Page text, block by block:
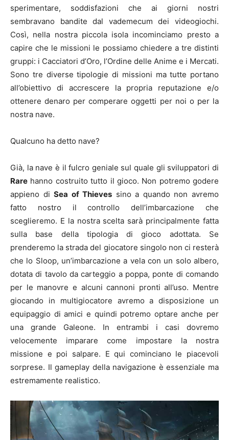
sperimentare, soddisfazioni che ai giorni nostri
sembravano bandite dal vademecum dei videogiochi.
Così, nella nostra piccola isola incominciamo presto a
capire che le missioni le possiamo chiedere a tre distinti
gruppi: i Cacciatori d’Oro, l’Ordine delle Anime e i Mercati.
Sono tre diverse tipologie di missioni ma tutte portano
all’obiettivo di accrescere la propria reputazione e/o
ottenere denaro per comperare oggetti per noi o per la
nostra nave.
Qualcuno ha detto nave?
Già, la nave è il fulcro geniale sul quale gli sviluppatori di
Rare hanno costruito tutto il gioco. Non potremo godere
appieno diSea of Thieves sino a quando non avremo
fatto nostro il controllo dell’imbarcazione che
sceglieremo. E la nostra scelta sarà principalmente fatta
sulla base della tipologia di gioco adottata. Se
prenderemo la strada del giocatore singolo non ci resterà
che lo Sloop, un’imbarcazione a vela con un solo albero,
dotata di tavolo da carteggio a poppa, ponte di comando
per le manovre e alcuni cannoni pronti all’uso. Mentre
giocando in multigiocatore avremo a disposizione un
equipaggio di amici e quindi potremo optare anche per
una grande Galeone. In entrambi i casi dovremo
velocemente imparare come impostare la nostra
missione e poi salpare. E qui cominciano le piacevoli
sorprese. Il gameplay della navigazione è essenziale ma
estremamente realistico.